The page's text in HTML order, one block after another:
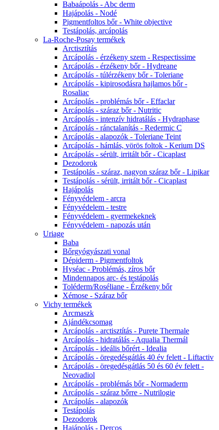
Babaápolás - Abc derm
Hajápolás - Nodé
Pigmentfoltos bőr - White objective
Testápolás, arcápolás
La-Roche-Posay termékek
Arctisztítás
Arcápolás - érzékeny szem - Respectissime
Arcápolás - érzékeny bőr - Hydreane
Arcápolás - túlérzékeny bőr - Toleriane
Arcápolás - kipirosodásra hajlamos bőr -
Rosaliac
Arcápolás - problémás bőr - Effaclar
Arcápolás - száraz bőr - Nutritic
Arcápolás - intenzív hidratálás - Hydraphase
Arcápolás - ránctalanítás - Redermic C
Arcápolás - alapozók - Toleriane Teint
Arcápolás - hámlás, vörös foltok - Kerium DS
Arcápolás - sérült, irritált bőr - Cicaplast
Dezodorok
Testápolás - száraz, nagyon száraz bőr - Lipikar
Testápolás - sérült, irritált bőr - Cicaplast
Hajápolás
Fényvédelem - arcra
Fényvédelem - testre
Fényvédelem - gyermekeknek
Fényvédelem - napozás után
Uriage
Baba
Bőrgyógyászati vonal
Dépiderm - Pigmentfoltok
Hyséac - Problémás, zíros bőr
Mindennapos arc- és testápolás
Toléderm/Roséliane - Érzékeny bőr
Xémose - Száraz bőr
Vichy termékek
Arcmaszk
Ajándékcsomag
Arcápolás - arctisztítás - Purete Thermale
Arcápolás - hidratálás - Aqualia Thermál
Arcápolás - ideális bőrért - Idealia
Arcápolás - öregedésgátlás 40 év felett - Liftactiv
Arcápolás - öregedésgátlás 50 és 60 év felett -
Neovadiol
Arcápolás - problémás bőr - Normaderm
Arcápolás - száraz bőrre - Nutrilogie
Arcápolás - alapozók
Testápolás
Dezodorok
Hajápolás - Dercos